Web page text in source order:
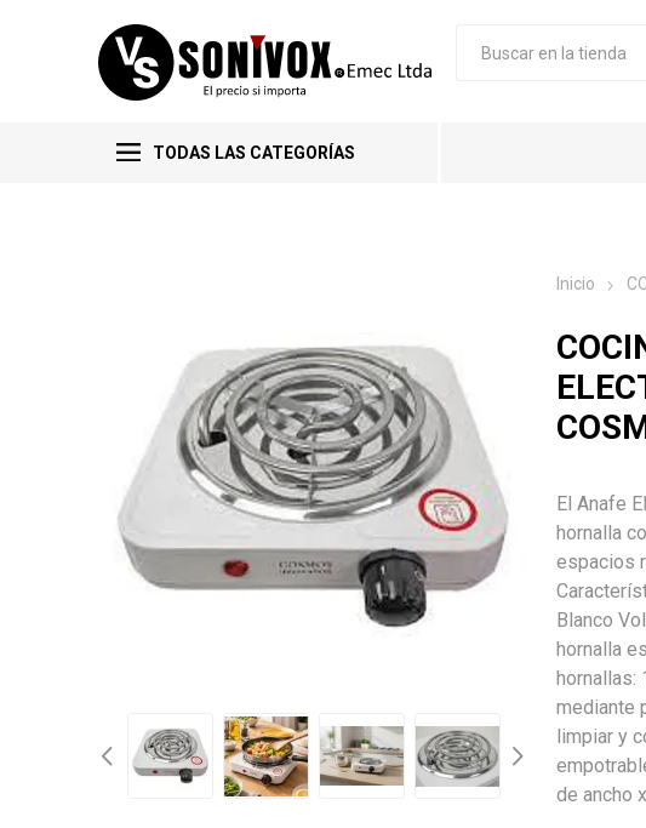
TODAS LAS CATEGORÍAS
Inicio
El Anafe
hornalla
espacios
Blanco
hornalla
hornallas:
mediante
limpiar y
de ancho